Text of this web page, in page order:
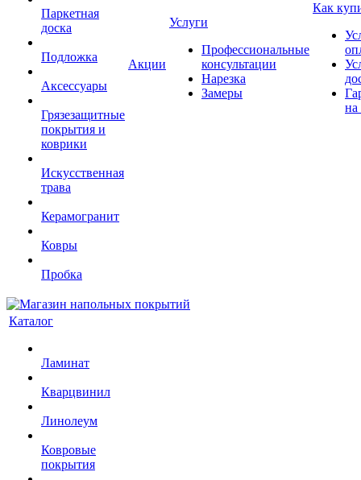
Паркетная
доска
Подложка
Аксессуары
Грязезащитные
покрытия и
коврики
Искусственная
трава
Керамогранит
Ковры
Пробка
Акции
Услуги
Профессиональные
консультации
Нарезка
Замеры
Как
на
Каталог
Ламинат
Кварцвинил
Линолеум
Ковровые
покрытия